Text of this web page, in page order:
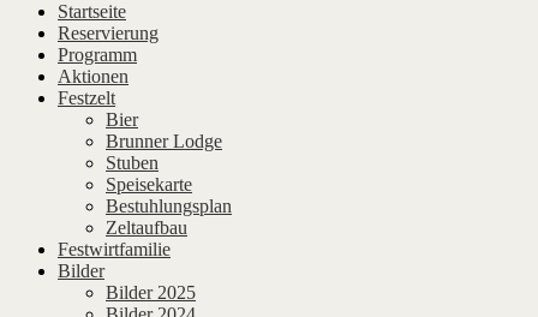
Startseite
Reservierung
Programm
Aktionen
Festzelt
Bier
Brunner Lodge
Stuben
Speisekarte
Bestuhlungsplan
Zeltaufbau
Festwirtfamilie
Bilder
Bilder 2025